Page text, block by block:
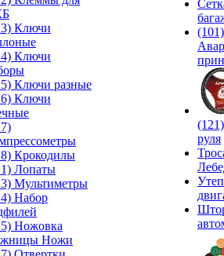
Ключи
Ключи
Ключи разные
Ключи
Крокодилы
Лопаты
Мультиметры
Набор
Ножовка
Ножи
(101)
руля